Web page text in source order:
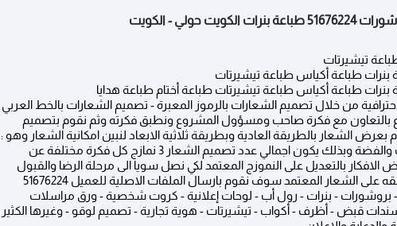
حولي - الكويت
تيشيرتات
طباعة أكياس طباعة تيشيرتات
طباعة أكياس طباعة تيشيرتات طباعة أختام طباعة هدايا
من خلال تصميم الشعارات بالرموز المعبرة - تصميم الشعارات بالخط العربي
بالتعاون مع فكرة صاحب ومسؤول المشروع ونطبق فكرته وثم نقوم بتصميم
الشعار بالطريقة العادية وبطريقة ثلاثية الابعاد لنبين امكانية الشعار وهو :
محفور وبارز ومطلي بالدهب والفضة وبذلك يكون اجمالي عدد تصميم الشعار 3 نمازج كل فكرة مختلفة عن
الافكار بالتعديل على النموزج المعتمد لكي نصل سويا الى مرحلة الرضا والقبول
الشعار المعتمد سوف نقوم بارسال الملفات الاصلية للعميل 51676224
بروشورات - بنرات - رول أب - لوحات إعلانية - كروت شخصية - ورق مراسلات
قبض - أظرف - أكواب - تيشيرتات - هوية تجارية - تصميم لوقو - وغيرها الكثير